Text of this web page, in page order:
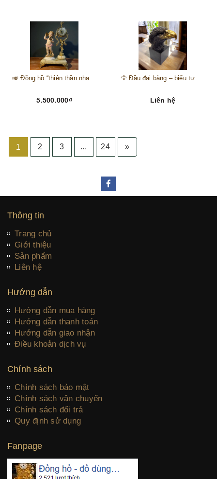
🎺 Đồng hồ “thiên thần nhạc hội” – tuyệt mỹ phẩm trang trí phong cách hoàng gia 🎼
5.500.000₫
🦅 Đầu đại bàng – biểu tượng của kẻ chinh phục trên đỉnh núi thành công 🦅
Liên hệ
1 2 3 ... 24 »
Thông tin
Trang chủ
Giới thiệu
Sản phẩm
Liên hệ
Hướng dẫn
Hướng dẫn mua hàng
Hướng dẫn thanh toán
Hướng dẫn giao nhận
Điều khoản dịch vụ
Chính sách
Chính sách bảo mật
Chính sách vận chuyển
Chính sách đổi trả
Quy định sử dụng
Fanpage